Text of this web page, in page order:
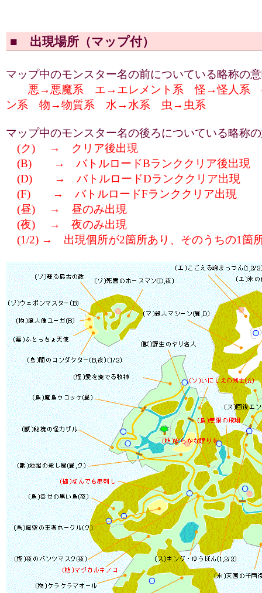
■ 出現場所（マップ付）
マップ中のモンスター名の前についている略称の
悪→悪魔系 エ→エレメント系 怪→怪人
ン系 物→物質系 水→水系 虫→虫系
マップ中のモンスター名の後ろについている略称
(ク) → クリア後出現
(B) → バトルロードBランククリア後出現
(D) → バトルロードDランククリア出現
(F) → バトルロードFランククリア出現
(昼) → 昼のみ出現
(夜) → 夜のみ出現
(1/2) → 出現個所が2箇所あり、そのうちの1箇